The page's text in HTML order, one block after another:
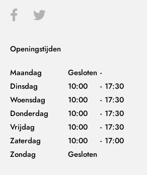
Openingstijden
Maandag Gesloten -
Dinsdag
10:00 - 17:30
Woensdag
10:00 - 17:30
Donderdag
10:00 - 17:30
Vrijdag
10:00 - 17:30
Zaterdag
10:00 - 17:00
Zondag
Gesloten